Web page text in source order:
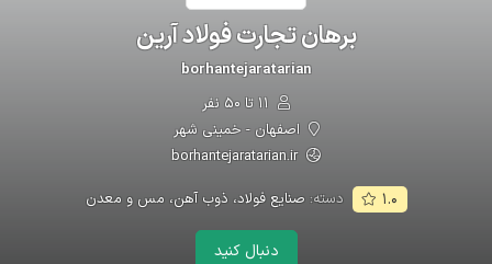
برهان تجارت فولاد آرین
borhantejaratarian
اصفهان - خمینی شهر
borhantejaratarian.ir
۱.۰ دسته:صنایع فولاد، ذوب آهن، مس و معدن
دنبال کنید